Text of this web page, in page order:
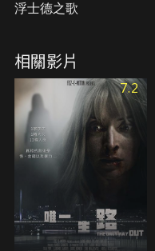
浮士德之歌
相關影片
7.2